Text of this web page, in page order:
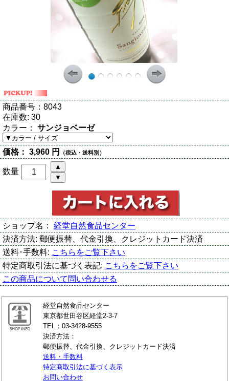
商品番号： 8043
在庫数: 30
カラー： サンジョベーゼ
価格： 3,960 円 （税込・送料別）
数量
ショップ名： 経堂自然食品センター
決済方法: 郵便振替、代金引換、クレジットカード決済
送料･手数料: こちらをご覧下さい
特定商取引法に基づく表記: こちらをご覧下さい
この商品について問い合わせる
経堂自然食品センター
東京都世田谷区経堂2-3-7
TEL：03-3428-9555
決済方法：
郵便振替、代金引換、クレジットカード決済
送料・手数料
特定商取引法に基づく表示
お問い合わせ